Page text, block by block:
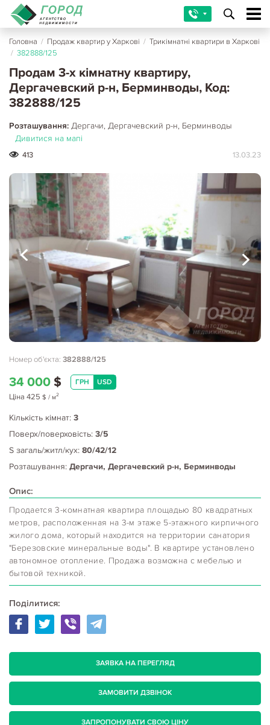
Головна / Продаж квартир у Харкові / Трикімнатні квартири в Харкові
/ 382888/125
Продам 3-х кімнатну квартиру,
Дергачевский р-н, Берминводы, Код:
382888/125
Розташування: Дергачи, Дергачевский р-н, Берминводы
Дивитися на мапі
413 13.03.23
Номер об'єкта: 382888/125
34 000 $ ГРН USD
Ціна 425 $ / м2
Кількість кімнат: 3
Поверх/поверховість: 3/5
S загаль/житл/кух: 80/42/12
Розташування: Дергачи, Дергачевский р-н, Берминводы
Опис:
Продается 3-комнатная квартира площадью 80 квадратных
метров, расположенная на 3-м этаже 5-этажного кирпичного
жилого дома, который находится на территории санатория
"Березовские минеральные воды". В квартире установлено
автономное отопление. Продажа возможна с мебелью и
бытовой техникой.
Поділитися:
ЗАЯВКА НА ПЕРЕГЛЯД
ЗАМОВИТИ ДЗВІНОК
ЗАПРОПОНУВАТИ СВОЮ ЦІНУ